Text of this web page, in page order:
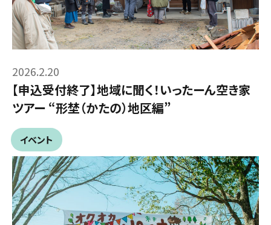
2026.2.20
【申込受付終了】地域に聞く！いったーん空き家
ツアー “形埜（かたの）地区編”
イベント